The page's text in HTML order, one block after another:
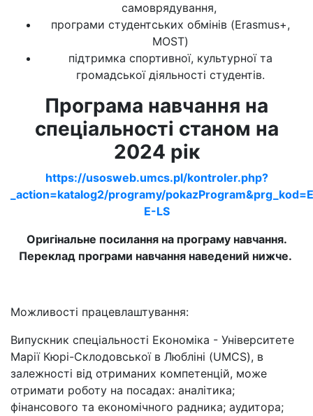
самоврядування,
програми студентських обмінів (Erasmus+,
MOST)
підтримка спортивної, культурної та
громадської діяльності студентів.
Програма навчання на
спеціальності станом на
2024 рік
https://usosweb.umcs.pl/kontroler.php?
_action=katalog2/programy/
E-LS
Оригінальне посилання на програму навчання.
Переклад програми навчання наведений нижче.
Можливості працевлаштування:
Випускник спеціальності Економіка - Університетe
Марії Кюрі-Склодовської в Любліні (UMCS), в
залежності від отриманих компетенцій, може
отримати роботу на посадах: аналітика;
фінансового та економічного радника; аудитора;